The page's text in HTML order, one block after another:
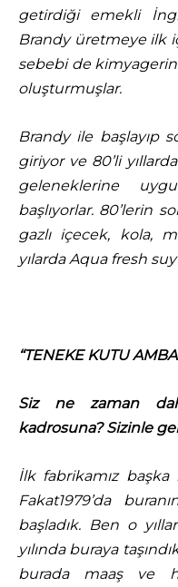
getirdiği emekli
Brandy üretmeye ilk
sebebi de
oluşturmuşlar.
Brandy ile başlayıp
giriyor ve 80’li
geleneklerine
başlıyorlar. 80’lerin
gazlı içecek, kola,
yılarda Aqua fresh
“TENEKE KUTU
Siz ne zaman
kadrosuna? Sizinle
İlk fabrikamız
Fakat1979’da
başladık. Ben o
yılında buraya
burada maaş ve